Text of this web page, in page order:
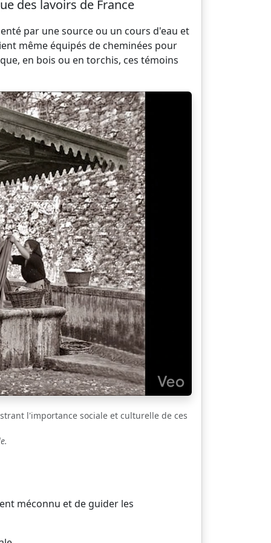
des lavoirs de France
par une source ou un cours d'eau et
même équipés de cheminées pour
en bois ou en torchis, ces témoins
l'importance sociale et culturelle de ces
méconnu et de guider les